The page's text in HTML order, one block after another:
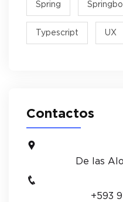
Spring
Typescript UX
Contactos
De las
+593